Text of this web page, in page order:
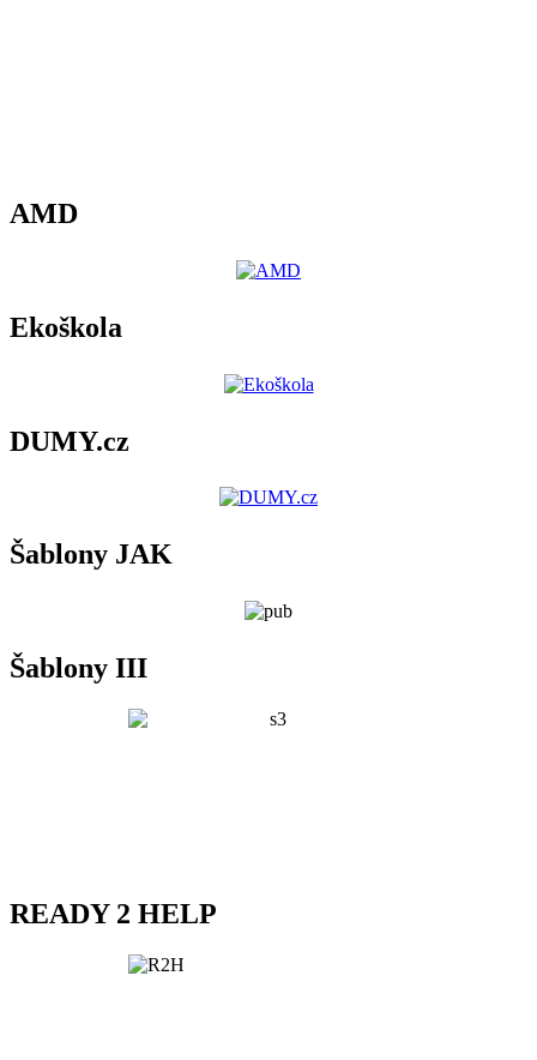
AMD
Ekoškola
DUMY.cz
Šablony JAK
Šablony III
READY 2 HELP